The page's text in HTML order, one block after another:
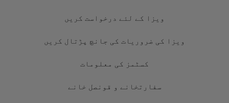
ویزا کے لئے درخواست کریں
ویزا کی ضروریات کی جانچ پڑتال کریں
کسٹمز کی معلومات
سفارتخانے و قونصل خانے